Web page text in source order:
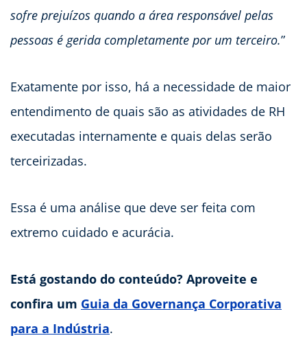
sofre prejuízos quando a área responsável pelas
pessoas é gerida completamente por um terceiro.”
Exatamente por isso, há a necessidade de maior
entendimento de quais são as atividades de RH
executadas internamente e quais delas serão
terceirizadas.
Essa é uma análise que deve ser feita com
extremo cuidado e acurácia.
Está gostando do conteúdo? Aproveite e
confira um Guia da Governança Corporativa
para a Indústria.